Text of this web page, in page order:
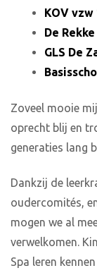
KOV
De
GLS De
Zoveel mooie
oprecht blij en
generaties lang
Dankzij de
oudercomités,
mogen we al
verwelkomen.
Spa leren